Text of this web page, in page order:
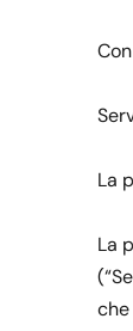
La
La